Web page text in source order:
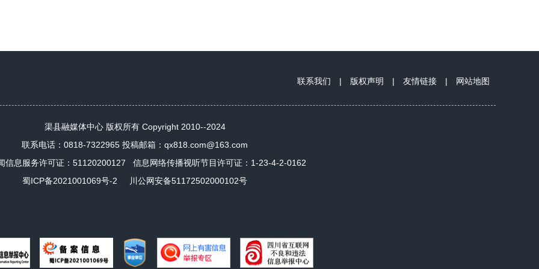
联系我们 | 版权声明 | 友情链接 | 网站地图
渠县融媒体中心 版权所有 Copyright 2010--2024
联系电话：0818-7322965 投稿邮箱：qx818.com@163.com
信息服务许可证： 51120200127
信息网络传播视听节目许可证：1-23-4-2-0162
蜀ICP备2021001069号-2
川公网安备51172502000102号